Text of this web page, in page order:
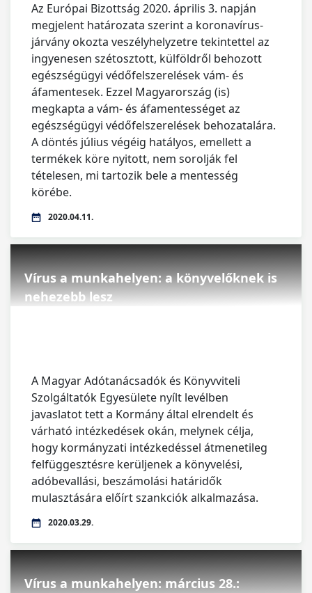
Az Európai Bizottság 2020. április 3. napján
megjelent határozata szerint a koronavírus-
járvány okozta veszélyhelyzetre tekintettel az
ingyenesen szétosztott, külföldről behozott
egészségügyi védőfelszerelések vám- és
áfamentesek. Ezzel Magyarország (is)
megkapta a vám- és áfamentességet az
egészségügyi védőfelszerelések behozatalára.
A döntés július végéig hatályos, emellett a
termékek köre nyitott, nem sorolják fel
tételesen, mi tartozik bele a mentesség
körébe.
2020.04.11.
Vírus a munkahelyen: a könyvelőknek is
nehezebb lesz
A Magyar Adótanácsadók és Könyvviteli
Szolgáltatók Egyesülete nyílt levélben
javaslatot tett a Kormány által elrendelt és
várható intézkedések okán, melynek célja,
hogy kormányzati intézkedéssel átmenetileg
felfüggesztésre kerüljenek a könyvelési,
adóbevallási, beszámolási határidők
mulasztására előírt szankciók alkalmazása.
2020.03.29.
Vírus a munkahelyen: március 28.: